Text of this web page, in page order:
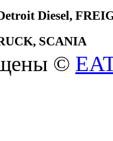
Diesel,
SCANIA
©